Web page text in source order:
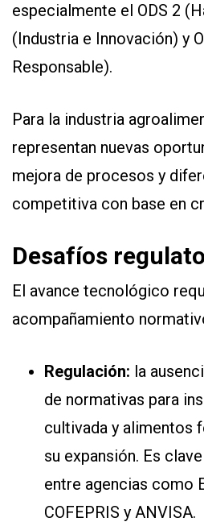
especialmente el ODS 2
(Industria e Innovación) y
Responsable).
Para la industria
representan nuevas
mejora de procesos y
competitiva con base en
Desafíos
El avance tecnológico
acompañamiento
Regulación: la
de normativas para
cultivada y alimentos
su expansión. Es
entre agencias como
COFEPRIS y ANVISA.